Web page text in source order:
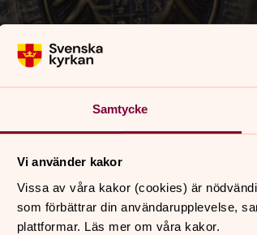
Samtycke
Vi använder kakor
Vissa av våra kakor (cookies) är
som förbättrar din användarupplevelse,
plattformar. Läs mer om våra kakor.